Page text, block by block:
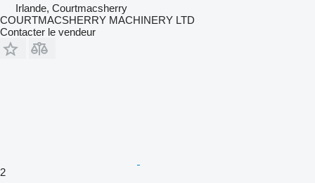
Irlande, Courtmacsherry
COURTMACSHERRY MACHINERY LTD
Contacter le vendeur
2